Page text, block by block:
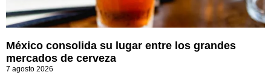
México consolida su lugar entre los grandes
mercados de cerveza
7 agosto 2026